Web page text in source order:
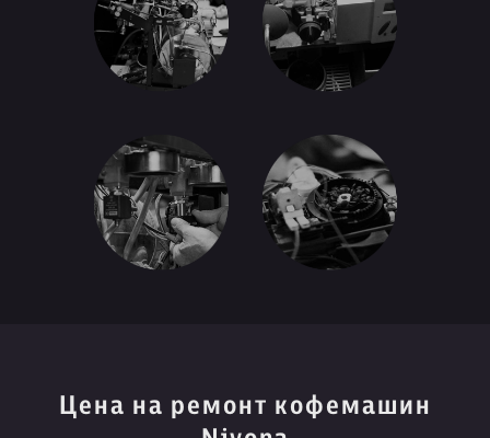
Цена на ремонт кофемашин